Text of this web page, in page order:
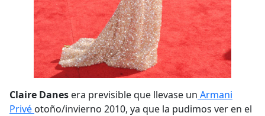
Claire Danes era previsible que llevase un Armani
Privé otoño/invierno 2010, ya que la pudimos ver en el